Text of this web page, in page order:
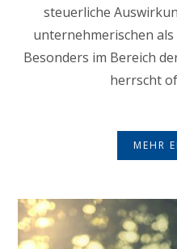
steuerliche
unternehmerischen
Besonders im Bereich
herrscht
MEHR